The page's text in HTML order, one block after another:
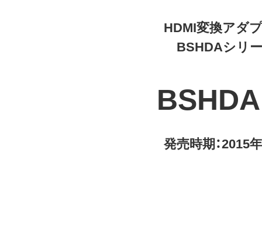
HDMI変換アダ
BSHDAシリ
発売時期：2015